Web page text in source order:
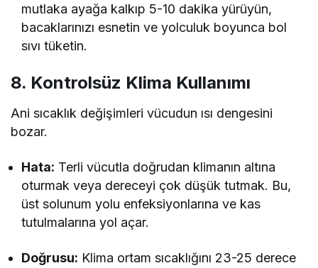
mutlaka ayağa kalkıp 5-10 dakika yürüyün,
bacaklarınızı esnetin ve yolculuk boyunca bol
sıvı tüketin.
8. Kontrolsüz Klima Kullanımı
Ani sıcaklık değişimleri vücudun ısı dengesini
bozar.
Hata: Terli vücutla doğrudan klimanın altına
oturmak veya dereceyi çok düşük tutmak. Bu,
üst solunum yolu enfeksiyonlarına ve kas
tutulmalarına yol açar.
Doğrusu: Klima ortam sıcaklığını 23-25 derece